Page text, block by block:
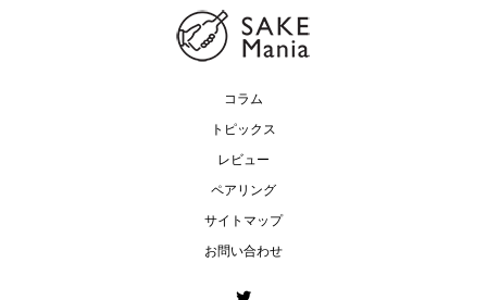
コラム
トピックス
レビュー
ペアリング
サイトマップ
お問い合わせ